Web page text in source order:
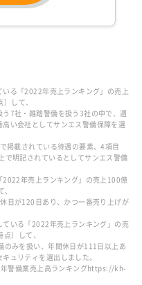
る「2022年売上ランキング」の売上
して、
7社・雑踏警備を扱う3社の中で、週
い会社としてサンエス警備保障を選
掲載されている待遇の要素、4項目
で明記されているとしてサンエス警備
2022年売上ランキング」の売上100億
日が120日あり、かつ一番売り上げが
いる「2022年売上ランキング」の売
）して、
みを扱い、年間休日が111日以上あ
ュリティを選出しました。
警備業売上高ランキングhttps://kh-